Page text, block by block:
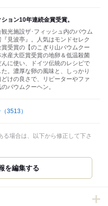
ョン10年連続金賞受賞。
光施設ザ･フィッシュ内のバウム
見波亭』。人気はモンドセレク
受賞の【のこぎり山バウムクー
産大臣賞受賞の地卵＆低温殺菌
に使い、ドイツ伝統のレシピで
。濃厚な卵の風味と、しっかり
どけの良さで、リピーターやファ
バウムクーヘン。
（3513）
場合は、以下から修正して下さ
を編集する